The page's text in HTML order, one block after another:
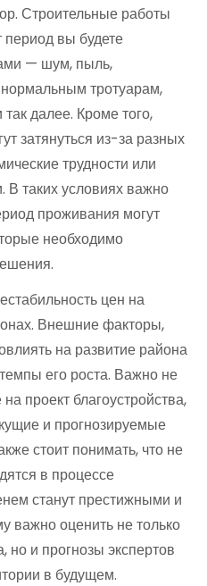
Строительные работы
период вы будете
— шум, пыль,
тротуарам,
далее. Кроме того,
затянуться из-за разных
трудности или
таких условиях важно
проживания могут
необходимо
цен на
Внешние факторы,
на развитие района
его роста. Важно не
проект благоустройства,
и прогнозируемые
стоит понимать, что не
в процессе
станут престижными и
важно оценить не только
но и прогнозы экспертов
в будущем.